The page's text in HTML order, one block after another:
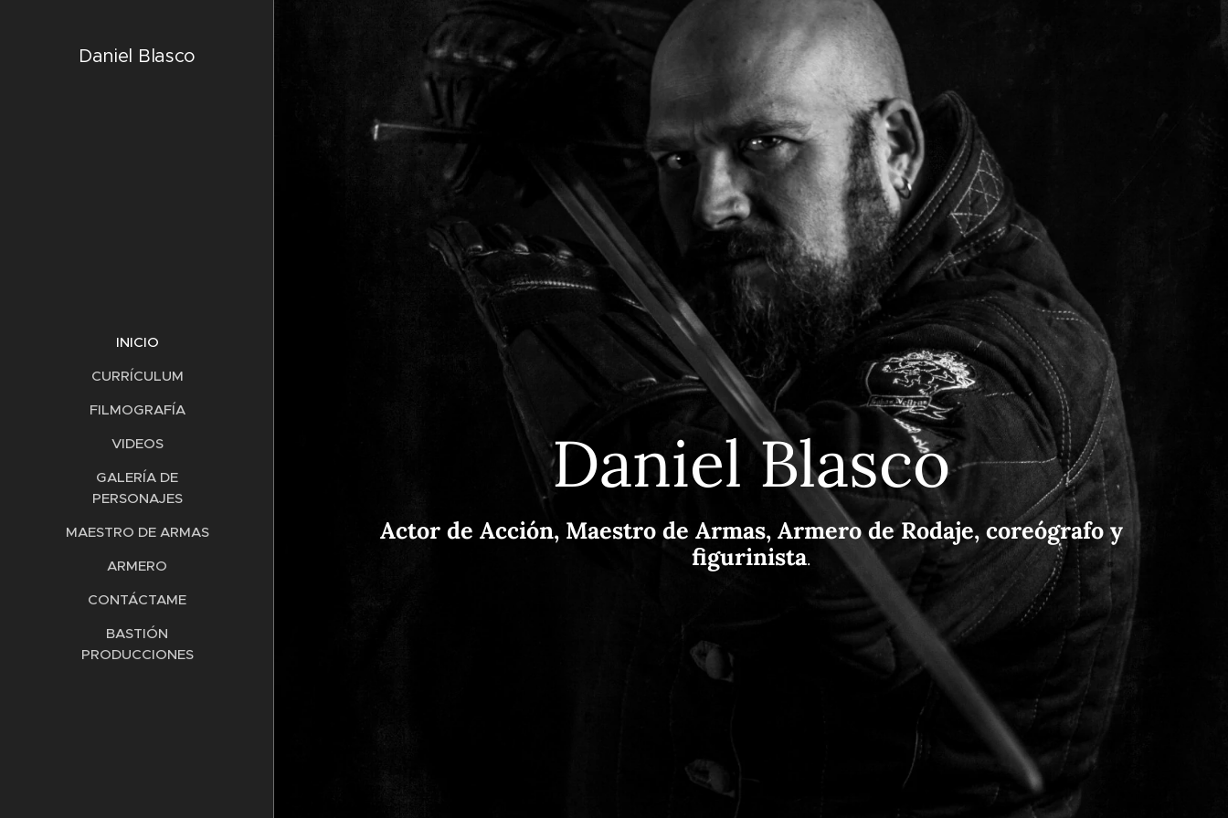
Daniel Blasco
INICIO
CURRÍCULUM
FILMOGRAFÍA
VIDEOS
GALERÍA DE
PERSONAJES
MAESTRO DE ARMAS
ARMERO
CONTÁCTAME
BASTIÓN
PRODUCCIONES
Daniel Blasco
Actor de Acción, Maestro de Armas, Armero de Rodaje, coreógrafo y
figurinista.